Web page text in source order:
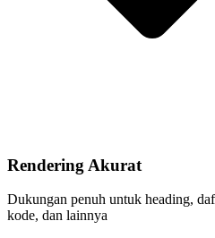
Rendering Akurat
Dukungan penuh untuk heading,
kode, dan lainnya